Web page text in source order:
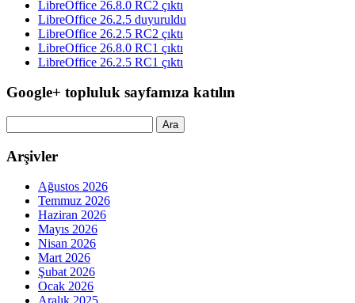
LibreOffice 26.8.0 RC2 çıktı
LibreOffice 26.2.5 duyuruldu
LibreOffice 26.2.5 RC2 çıktı
LibreOffice 26.8.0 RC1 çıktı
LibreOffice 26.2.5 RC1 çıktı
Google+ topluluk sayfamıza katılın
Arşivler
Ağustos 2026
Temmuz 2026
Haziran 2026
Mayıs 2026
Nisan 2026
Mart 2026
Şubat 2026
Ocak 2026